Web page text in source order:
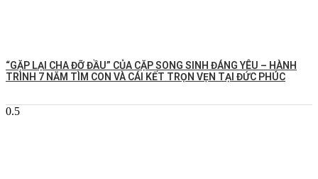
️“GẶP LẠI CHA ĐỠ ĐẦU” CỦA CẶP SONG SINH ĐÁNG YÊU – HÀNH
TRÌNH 7 NĂM TÌM CON VÀ CÁI KẾT TRỌN VẸN TẠI ĐỨC PHÚC